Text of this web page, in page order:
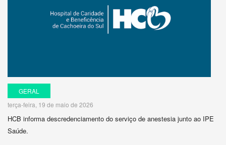
GERAL
terça-feira, 19 de maio de 2026
HCB informa descredenciamento do serviço de anestesia junto ao IPE
Saúde.